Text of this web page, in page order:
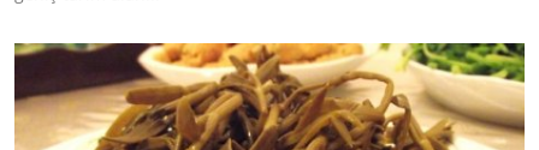
Mekan & Lezzet Rotaları
Temel Gıda ve Ürün Rehberleri